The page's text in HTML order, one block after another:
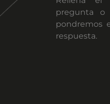
pregunta o
pondremos
respuesta.